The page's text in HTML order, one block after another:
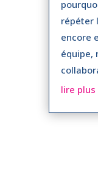
répéter
encore
équipe,
lire plus